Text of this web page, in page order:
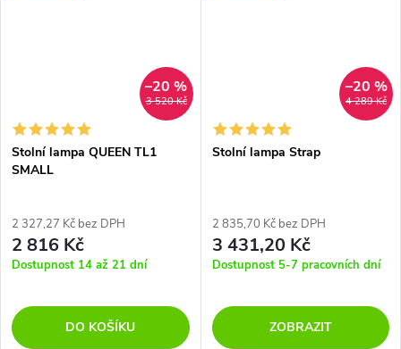
3 520 Kč
–20 %
Stolní lampa QUEEN TL1
SMALL
2 327,27 Kč bez DPH
2 816 Kč
Dostupnost 14 až 21 dní
DO KOŠÍKU
4 289 Kč
–20 %
Stolní lampa Strap
2 835,70 Kč bez DPH
3 431,20 Kč
Dostupnost 5-7 pracovních dní
ZOBRAZIT